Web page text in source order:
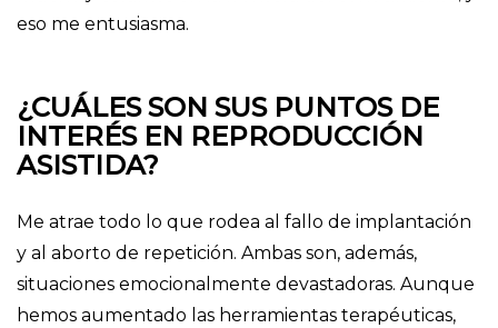
eso me entusiasma.
¿CUÁLES SON SUS PUNTOS DE
INTERÉS EN REPRODUCCIÓN
ASISTIDA?
Me atrae todo lo que rodea al fallo de implantación
y al aborto de repetición. Ambas son, además,
situaciones emocionalmente devastadoras. Aunque
hemos aumentado las herramientas terapéuticas,